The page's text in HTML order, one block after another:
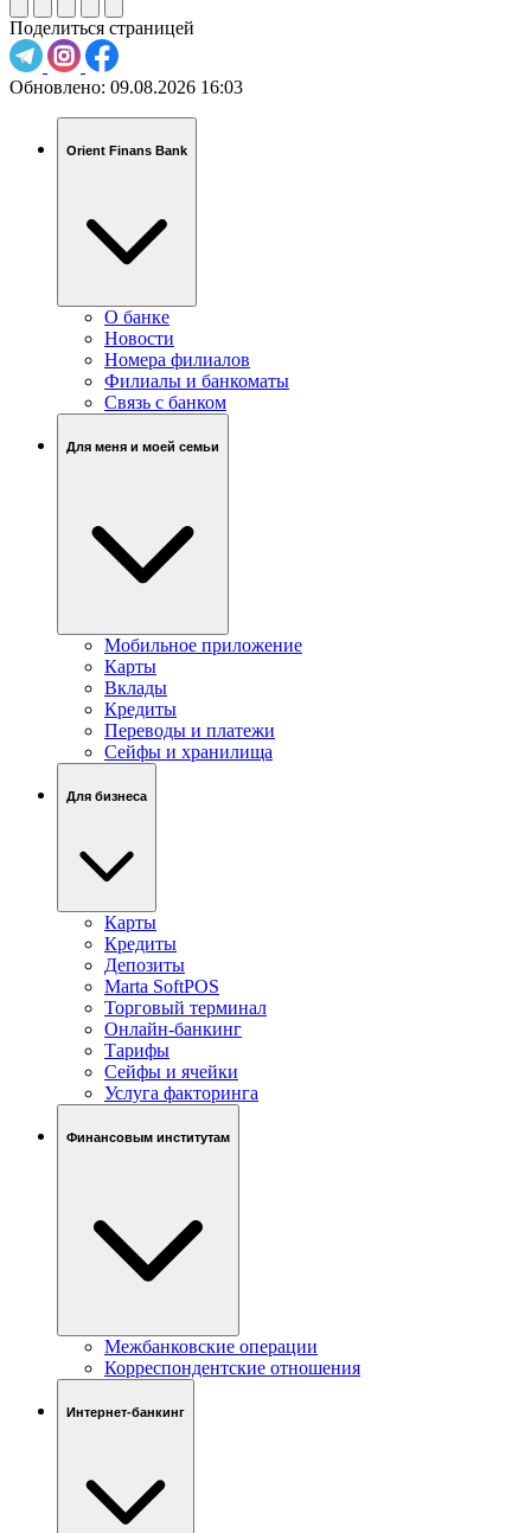
Поделиться страницей
Обновлено: 09.08.2026 16:03
Orient Finans Bank
О банке
Новости
Номера филиалов
Филиалы и банкоматы
Связь c банком
Для меня и моей семьи
Мобильное приложение
Карты
Вклады
Кредиты
Переводы и платежи
Сейфы и хранилища
Для бизнеса
Карты
Кредиты
Депозиты
Marta SoftPOS
Торговый терминал
Онлайн-банкинг
Тарифы
Сейфы и ячейки
Услуга факторинга
Финансовым институтам
Межбанковские операции
Корреспондентские отношения
Интернет-банкинг